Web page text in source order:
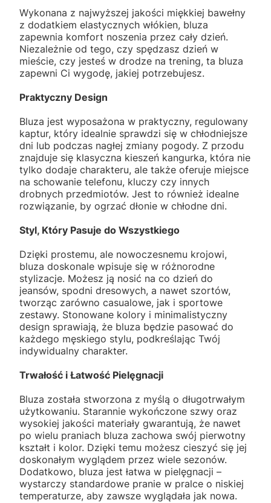
Wykonana z najwyższej jakości miękkiej bawełny
z dodatkiem elastycznych włókien, bluza
zapewnia komfort noszenia przez cały dzień.
Niezależnie od tego, czy spędzasz dzień w
mieście, czy jesteś w drodze na trening, ta bluza
zapewni Ci wygodę, jakiej potrzebujesz.
Praktyczny Design
Bluza jest wyposażona w praktyczny, regulowany
kaptur, który idealnie sprawdzi się w chłodniejsze
dni lub podczas nagłej zmiany pogody. Z przodu
znajduje się klasyczna kieszeń kangurka, która nie
tylko dodaje charakteru, ale także oferuje miejsce
na schowanie telefonu, kluczy czy innych
drobnych przedmiotów. Jest to również idealne
rozwiązanie, by ogrzać dłonie w chłodne dni.
Styl, Który Pasuje do Wszystkiego
Dzięki prostemu, ale nowoczesnemu krojowi,
bluza doskonale wpisuje się w różnorodne
stylizacje. Możesz ją nosić na co dzień do
jeansów, spodni dresowych, a nawet szortów,
tworząc zarówno casualowe, jak i sportowe
zestawy. Stonowane kolory i minimalistyczny
design sprawiają, że bluza będzie pasować do
każdego męskiego stylu, podkreślając Twój
indywidualny charakter.
Trwałość i Łatwość Pielęgnacji
Bluza została stworzona z myślą o długotrwałym
użytkowaniu. Starannie wykończone szwy oraz
wysokiej jakości materiały gwarantują, że nawet
po wielu praniach bluza zachowa swój pierwotny
kształt i kolor. Dzięki temu możesz cieszyć się jej
doskonałym wyglądem przez wiele sezonów.
Dodatkowo, bluza jest łatwa w pielęgnacji –
wystarczy standardowe pranie w pralce o niskiej
temperaturze, aby zawsze wyglądała jak nowa.